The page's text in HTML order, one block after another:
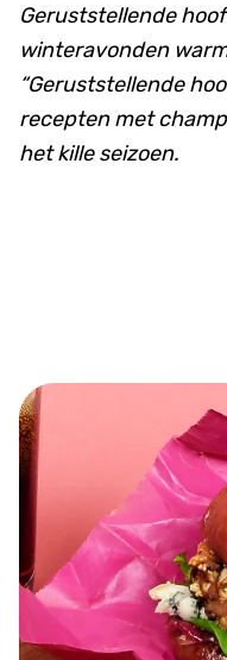
Geruststellende
winteravonden
“Geruststellende
recepten met
het kille seizoen.